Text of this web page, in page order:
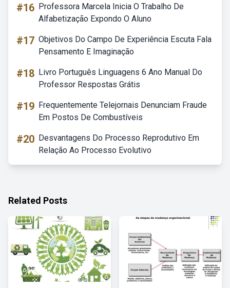
#16 Professora Marcela Inicia O Trabalho De
Alfabetização Expondo O Aluno
#17 Objetivos Do Campo De Experiência Escuta Fala
Pensamento E Imaginação
#18 Livro Português Linguagens 6 Ano Manual Do
Professor Respostas Grátis
#19 Frequentemente Telejornais Denunciam Fraude
Em Postos De Combustíveis
#20 Desvantagens Do Processo Reprodutivo Em
Relação Ao Processo Evolutivo
Related Posts